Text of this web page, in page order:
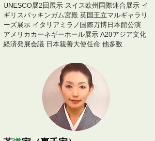
UNESCO展2回展示 スイス欧州国際連合展示 イ
ギリスバッキンガム宮殿 英国王立マルギャラリ
ーズ展示 イタリアミラノ国際万博日本館公演
アメリカカーネギーホール展示 A20アジア文化
経済発展会議 日本親善大使任命 他多数